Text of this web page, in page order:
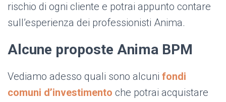
rischio di ogni cliente e potrai appunto contare
sull’esperienza dei professionisti Anima.
Alcune proposte Anima BPM
Vediamo adesso quali sono alcuni fondi
comuni d’investimento che potrai acquistare